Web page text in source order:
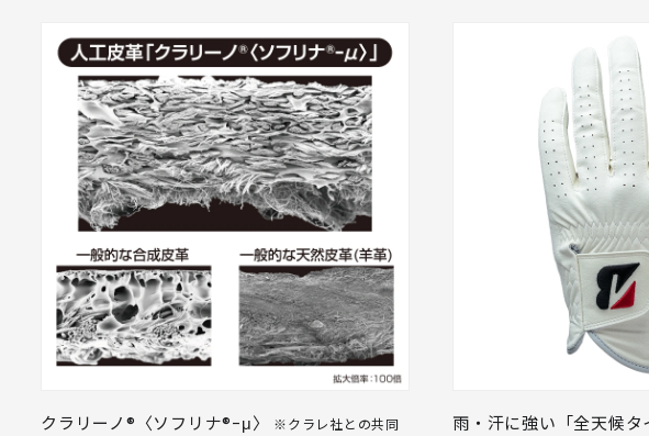
クラリーノ®〈ソフリナ®ｰμ〉
※クラレ社との共同
雨・汗に強い「全天候タ